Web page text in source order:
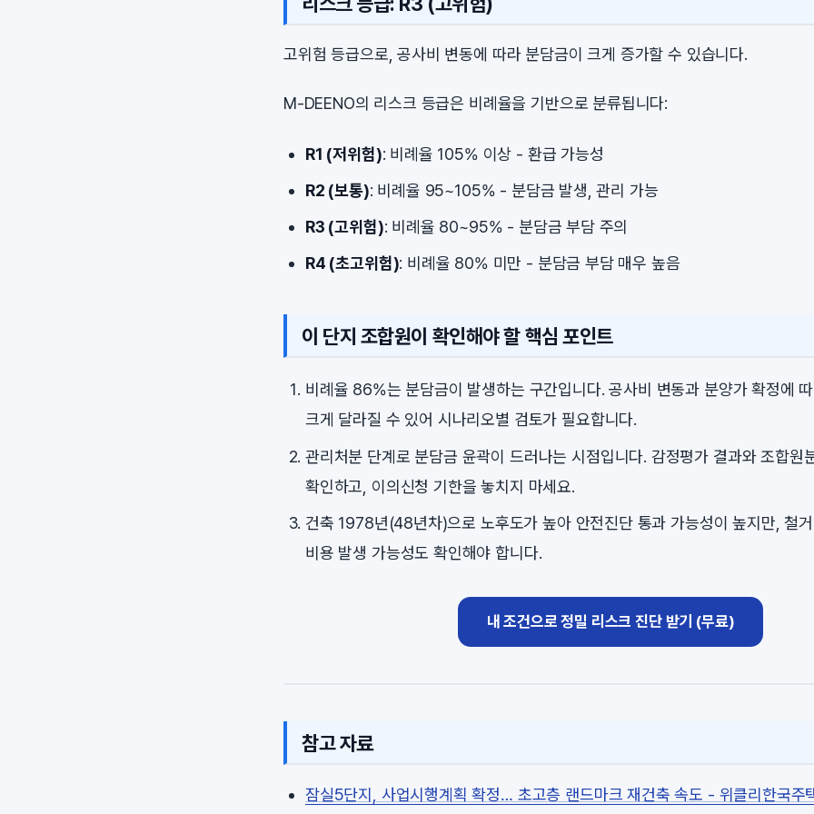
고위험 등급으로, 공사비 변동에 따라 분담금이 크게 증가할 수 있습니다.
M-DEENO의 리스크 등급은 비례율을 기반으로 분류됩니다:
R1 (저위험): 비례율 105% 이상 - 환급 가능성
R2 (보통): 비례율 95~105% - 분담금 발생, 관리 가능
R3 (고위험): 비례율 80~95% - 분담금 부담 주의
R4 (초고위험): 비례율 80% 미만 - 분담금 부담 매우 높음
이 단지 조합원이 확인해야 할 핵심 포인트
비례율 86%는 분담금이 발생하는 구간입니다. 공사비 변동과 분양가 확정에
크게 달라질 수 있어 시나리오별 검토가 필요합니다.
관리처분 단계로 분담금 윤곽이 드러나는 시점입니다. 감정평가 결과와 조합원
확인하고, 이의신청 기한을 놓치지 마세요.
건축 1978년(48년차)으로 노후도가 높아 안전진단 통과 가능성이 높지만, 철거
비용 발생 가능성도 확인해야 합니다.
내 조건으로 정밀 리스크 진단 받기 (무료)
참고 자료
잠실5단지, 사업시행계획 확정… 초고층 랜드마크 재건축 속도 - 위클리한국주